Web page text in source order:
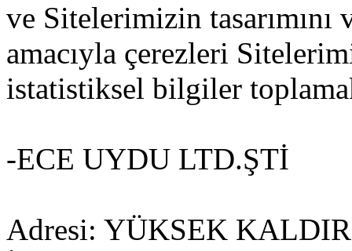
ve Sitelerimizin tasarımını
amacıyla çerezleri
istatistiksel bilgiler
-ECE UYDU LTD.ŞTİ
Adresi: YÜKSEK